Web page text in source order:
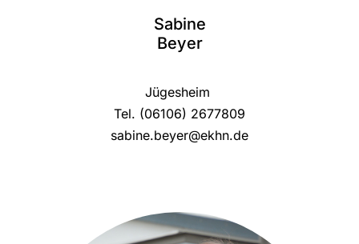
Sabine
Beyer
Jügesheim
Tel. (06106) 2677809
sabine.beyer@ekhn.de